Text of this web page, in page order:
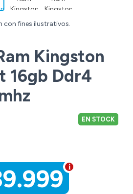
con fines ilustrativos.
Kingston
16gb Ddr4
EN STOCK